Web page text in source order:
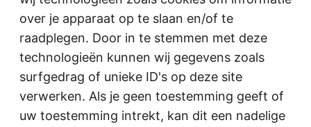
over je apparaat op te slaan en/of te
raadplegen. Door in te stemmen met deze
technologieën kunnen wij gegevens zoals
surfgedrag of unieke ID's op deze site
verwerken. Als je geen toestemming geeft of
uw toestemming intrekt, kan dit een nadelige